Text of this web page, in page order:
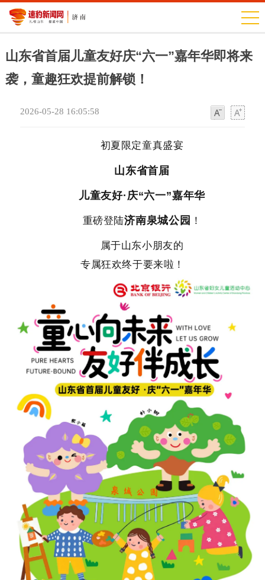
山东省首届儿童友好庆“六一”嘉年华即将来
袭，童趣狂欢提前解锁！
2026-05-28 16:05:58
初夏限定童真盛宴
山东省首届
儿童友好·庆“六一”嘉年华
重磅登陆济南泉城公园 ！
属于山东小朋友的
专属狂欢终于要来啦！